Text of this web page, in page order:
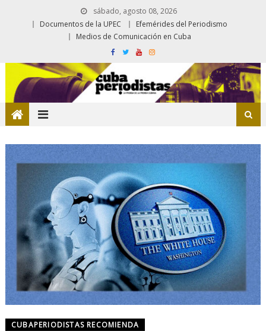
sábado, agosto 08, 2026
Documentos de la UPEC
Efemérides del Periodismo
Medios de Comunicación en Cuba
CUBAPERIODISTAS RECOMIENDA